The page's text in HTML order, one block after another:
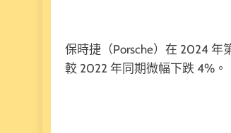
保時捷（Porsche）在 2024
較 2022 年同期微幅下跌 4%。